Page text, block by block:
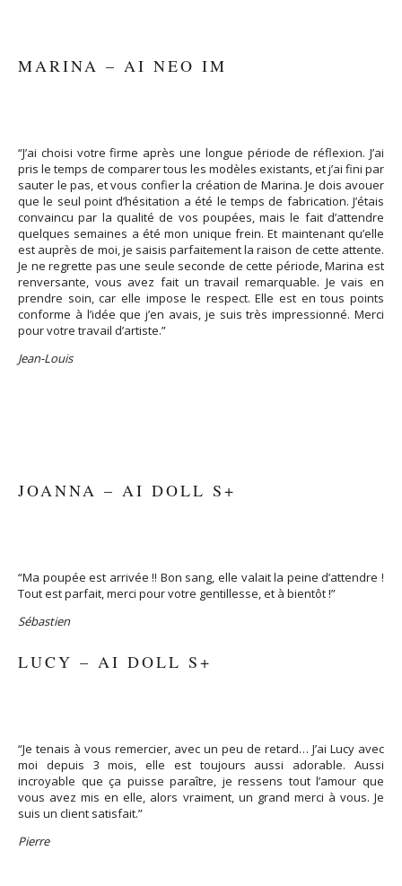
MARINA – AI NEO IM
“J’ai choisi votre firme après une longue période de réflexion. J’ai
pris le temps de comparer tous les modèles existants, et j’ai fini par
sauter le pas, et vous confier la création de Marina. Je dois avouer
que le seul point d’hésitation a été le temps de fabrication. J’étais
convaincu par la qualité de vos poupées, mais le fait d’attendre
quelques semaines a été mon unique frein. Et maintenant qu’elle
est auprès de moi, je saisis parfaitement la raison de cette attente.
Je ne regrette pas une seule seconde de cette période, Marina est
renversante, vous avez fait un travail remarquable. Je vais en
prendre soin, car elle impose le respect. Elle est en tous points
conforme à l’idée que j’en avais, je suis très impressionné. Merci
pour votre travail d’artiste.”
Jean-Louis
JOANNA – AI DOLL S+
“Ma poupée est arrivée !! Bon sang, elle valait la peine d’attendre !
Tout est parfait, merci pour votre gentillesse, et à bientôt !”
Sébastien
LUCY – AI DOLL S+
“Je tenais à vous remercier, avec un peu de retard… J’ai Lucy avec
moi depuis 3 mois, elle est toujours aussi adorable. Aussi
incroyable que ça puisse paraître, je ressens tout l’amour que
vous avez mis en elle, alors vraiment, un grand merci à vous. Je
suis un client satisfait.”
Pierre